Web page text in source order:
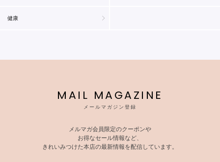
健康
MAIL MAGAZINE
メールマガジン登録
メルマガ会員限定のクーポンや
お得なセール情報など、
きれいみつけた本店の最新情報を配信しています。